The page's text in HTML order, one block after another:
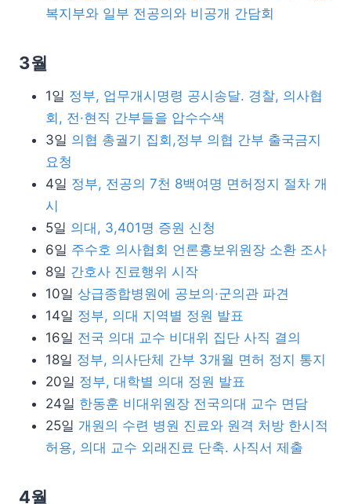
복지부와 일부 전공의와 비공개 간담회
3월
1일 정부, 업무개시명령 공시송달. 경찰, 의사협
회, 전·현직 간부들을 압수수색
3일 의협 총궐기 집회,정부 의협 간부 출국금지
요청
4일 정부, 전공의 7천 8백여명 면허정지 절차 개
시
5일 의대, 3,401명 증원 신청
6일 주수호 의사협회 언론홍보위원장 소환 조사
8일 간호사 진료행위 시작
10일 상급종합병원에 공보의·군의관 파견
14일 정부, 의대 지역별 정원 발표
16일 전국 의대 교수 비대위 집단 사직 결의
18일 정부, 의사단체 간부 3개월 면허 정지 통지
20일 정부, 대학별 의대 정원 발표
24일 한동훈 비대위원장 전국의대 교수 면담
25일 개원의 수련 병원 진료와 원격 처방 한시적
허용, 의대 교수 외래진료 단축. 사직서 제출
4월